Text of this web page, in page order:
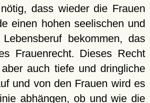
dass wieder die Frauen
einen hohen seelischen und
Lebensberuf bekommen, das
Frauenrecht. Dieses Recht
auch tiefe und dringliche
und von den Frauen wird es
abhängen, ob und wie die